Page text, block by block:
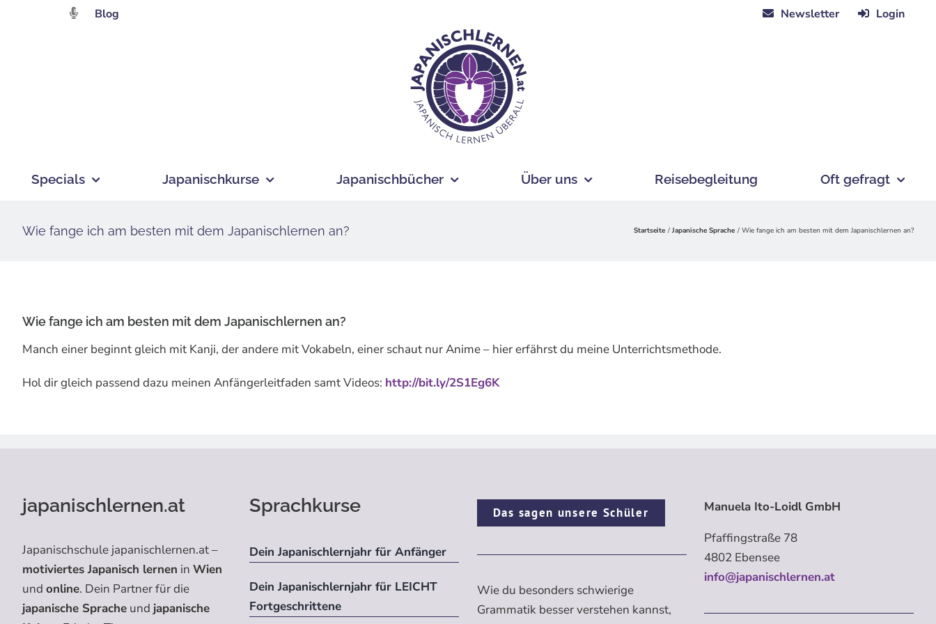
Blog Newsletter Login
Specials Japanischkurse Japanischbücher Über uns Reisebegleitung Oft gefragt
Wie fange ich am besten mit dem Japanischlernen an? Startseite Japanische Sprache Wie fange ich am besten mit dem Japanischlernen an?
Wie fange ich am besten mit dem Japanischlernen an?
Manch einer beginnt gleich mit Kanji, der andere mit Vokabeln, einer schaut nur Anime – hier erfährst du meine Unterrichtsmethode.
Hol dir gleich passend dazu meinen Anfängerleitfaden samt Videos: http://bit.ly/2S1Eg6K
japanischlernen.at
Japanischschule japanischlernen.at –
motiviertes Japanisch lernen in Wien
und online. Dein Partner für die
japanische Spracheund japanische
Sprachkurse
Dein Japanischlernjahr für Anfänger
Dein Japanischlernjahr für LEICHT
Fortgeschrittene
Das sagen unsere Schüler
Wie du besonders schwierige
Grammatik besser verstehen kannst,
Manuela Ito-Loidl GmbH
Pfaffingstraße 78
4802 Ebensee
info@japanischlernen.at